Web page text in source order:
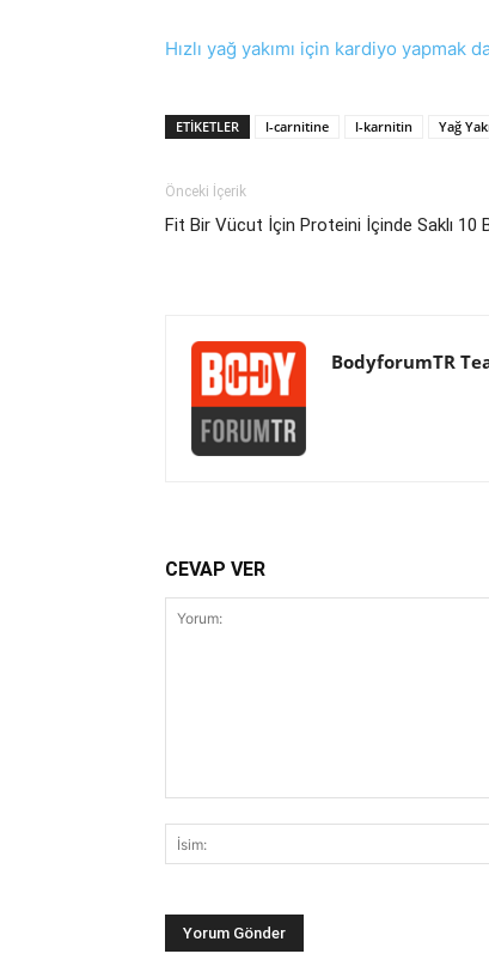
Hızlı yağ yakımı için kardiyo yapmak
ETIKETLER l-carnitine l-karnitin Yağ
Önceki İçerik
Fit Bir Vücut İçin Proteini İçinde Saklı 10
BodyforumTR
CEVAP VER